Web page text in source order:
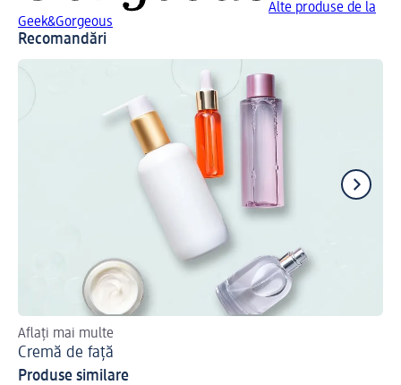
Alte produse de la
Geek&Gorgeous
Recomandări
Aflați mai multe
Cremă de față
Produse similare